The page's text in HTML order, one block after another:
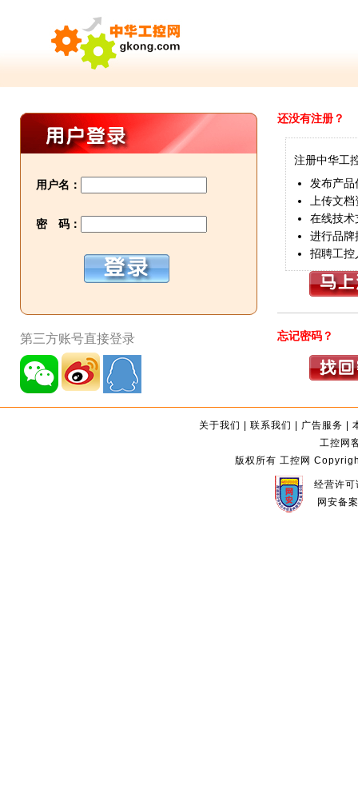
用户名：
密 码：
第三方账号直接登录
还没有注册？
注册中华工
发布产品
上传文档
在线技术
进行品牌
招聘工控
忘记密码？
关于我们 |联系我们 | 广告服务 |
工控网
版权所有 工控网
经营许
网安备